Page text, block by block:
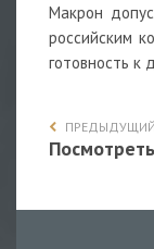
Макрон
российским
готовность к
Посмотреть